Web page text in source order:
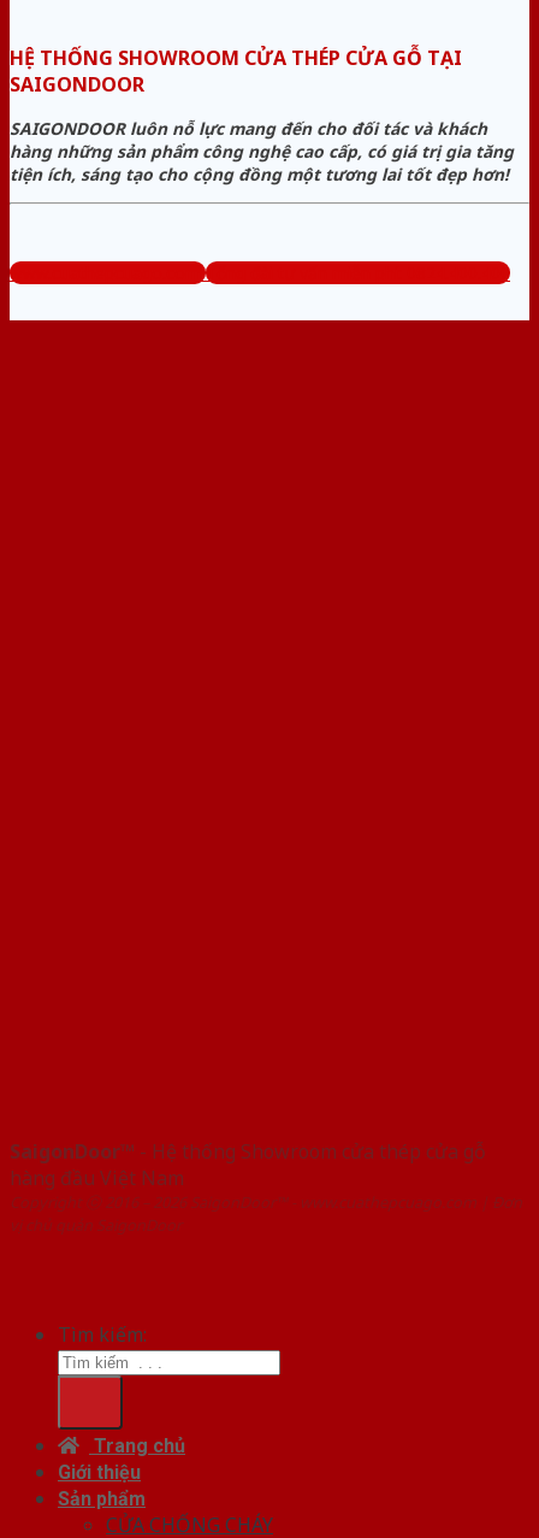
HỆ THỐNG SHOWROOM CỬA THÉP CỬA GỖ TẠI
SAIGONDOOR
SAIGONDOOR luôn nỗ lực mang đến cho đối tác và khách
hàng những sản phẩm công nghệ cao cấp, có giá trị gia tăng
tiện ích, sáng tạo cho cộng đồng một tương lai tốt đẹp hơn!
www.cuathepcuago.com Tổng đài tư vấn miễn phí: 0824.400.400
SaigonDoor™ - Hệ thống Showroom cửa thép cửa gỗ
hàng đầu Việt Nam
Copyright ⓒ 2016 – 2026 SaigonDoor™ - www.cuathepcuago.com | Đơn
vị chủ quản SaigonDoor
Tìm kiếm:
Trang chủ
Giới thiệu
Sản phẩm
CỬA CHỐNG CHÁY